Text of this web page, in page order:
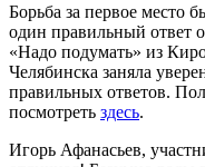
Борьба за первое место
один правильный ответ
«Надо подумать» из
Челябинска заняла
правильных ответов.
посмотреть здесь.
Игорь Афанасьев,